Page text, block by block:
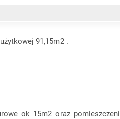
91,15m2 .
ok 15m2 oraz